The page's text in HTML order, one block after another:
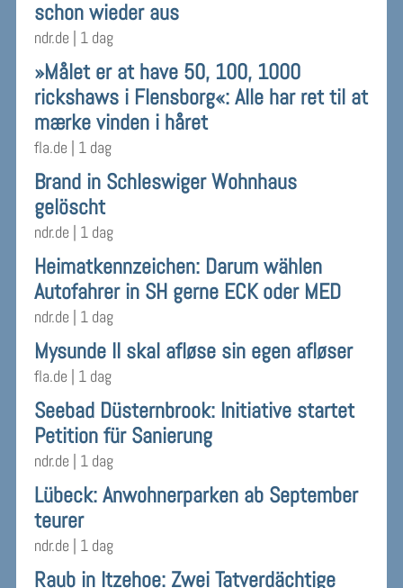
schon wieder aus
ndr.de | 1 dag
»Målet er at have 50, 100, 1000
rickshaws i Flensborg«: Alle har ret til at
mærke vinden i håret
fla.de | 1 dag
Brand in Schleswiger Wohnhaus
gelöscht
ndr.de | 1 dag
Heimatkennzeichen: Darum wählen
Autofahrer in SH gerne ECK oder MED
ndr.de | 1 dag
Mysunde II skal afløse sin egen afløser
fla.de | 1 dag
Seebad Düsternbrook: Initiative startet
Petition für Sanierung
ndr.de | 1 dag
Lübeck: Anwohnerparken ab September
teurer
ndr.de | 1 dag
Raub in Itzehoe: Zwei Tatverdächtige